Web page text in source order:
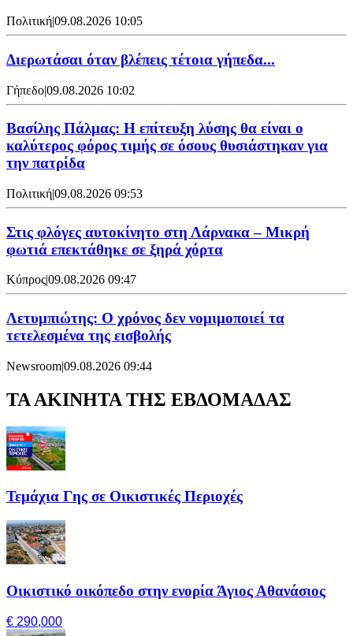
Πολιτική|09.08.2026 10:05
Διερωτάσαι όταν βλέπεις τέτοια γήπεδα...
Γήπεδο|09.08.2026 10:02
Βασίλης Πάλμας: Η επίτευξη λύσης θα είναι ο
καλύτερος φόρος τιμής σε όσους θυσιάστηκαν για
την πατρίδα
Πολιτική|09.08.2026 09:53
Στις φλόγες αυτοκίνητο στη Λάρνακα – Μικρή
φωτιά επεκτάθηκε σε ξηρά χόρτα
Κύπρος|09.08.2026 09:47
Λετυμπιώτης: Ο χρόνος δεν νομιμοποιεί τα
τετελεσμένα της εισβολής
Newsroom|09.08.2026 09:44
ΤΑ ΑΚΙΝΗΤΑ ΤΗΣ ΕΒΔΟΜΑΔΑΣ
Τεμάχια Γης σε Οικιστικές Περιοχές
Οικιστικό οικόπεδο στην ενορία Άγιος Αθανάσιος
€ 290,000